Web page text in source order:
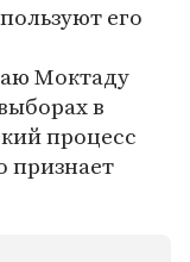
его
Моктаду
в
процесс
признает